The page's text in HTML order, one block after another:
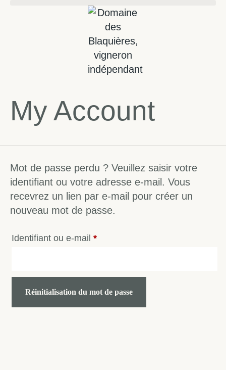
My Account
Mot de passe perdu ? Veuillez saisir votre
identifiant ou votre adresse e-mail. Vous
recevrez un lien par e-mail pour créer un
nouveau mot de passe.
Identifiant ou e-mail *
Réinitialisation du mot de passe